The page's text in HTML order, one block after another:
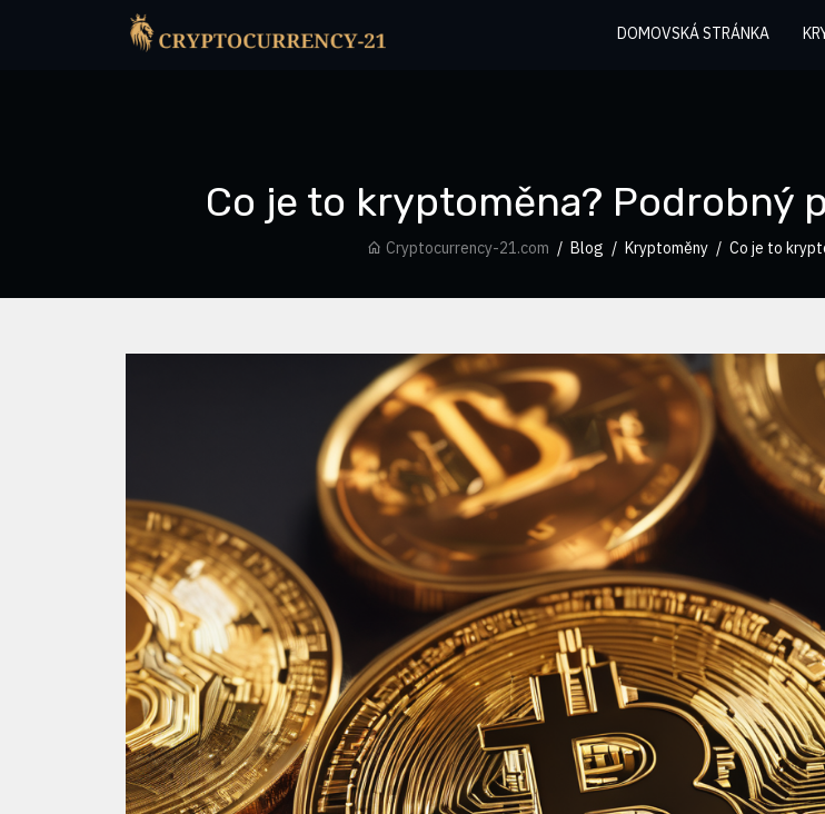
DOMOVSKÁ STRÁNKA
Co je to kryptoměna? Podrobný
Cryptocurrency-21.com Blog Kryptoměny Co je to